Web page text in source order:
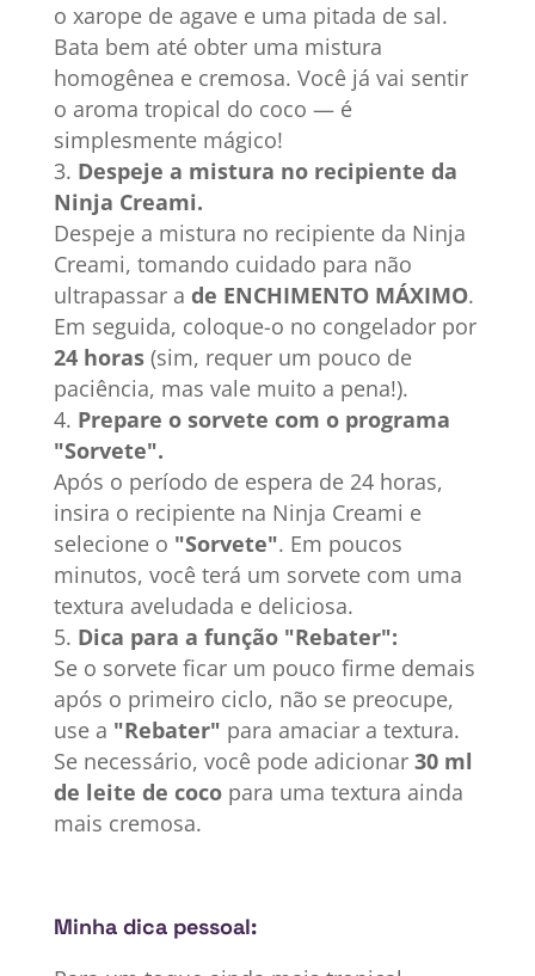
o xarope de agave e uma pitada de sal.
Bata bem até obter uma mistura
homogênea e cremosa. Você já vai sentir
o aroma tropical do coco — é
simplesmente mágico!
Despeje a mistura no recipiente da
Ninja Creami.
Despeje a mistura no recipiente da Ninja
Creami, tomando cuidado para não
ultrapassar a de ENCHIMENTO MÁXIMO.
Em seguida, coloque-o no congelador por
24 horas(sim, requer um pouco de
paciência, mas vale muito a pena!).
Prepare o sorvete com o programa
"Sorvete".
Após o período de espera de 24 horas,
insira o recipiente na Ninja Creami e
selecione o "Sorvete". Em poucos
minutos, você terá um sorvete com uma
textura aveludada e deliciosa.
Dica para a função "Rebater":
Se o sorvete ficar um pouco firme demais
após o primeiro ciclo, não se preocupe,
use a "Rebater" para amaciar a textura.
Se necessário, você pode adicionar 30 ml
de leite de cocopara uma textura ainda
mais cremosa.
Minha dica pessoal: